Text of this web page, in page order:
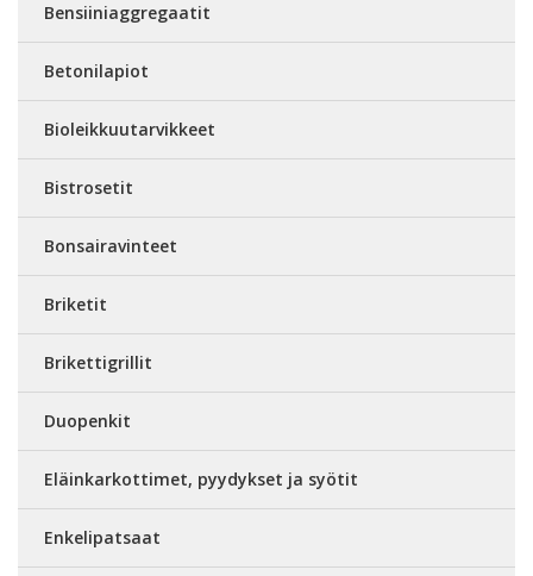
Bensiiniaggregaatit
Betonilapiot
Bioleikkuutarvikkeet
Bistrosetit
Bonsairavinteet
Briketit
Brikettigrillit
Duopenkit
Eläinkarkottimet, pyydykset ja syötit
Enkelipatsaat